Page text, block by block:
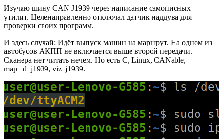
Изучаю шину CAN J1939 через написание самописных
утилит. Целенаправленно отключал датчик наддува для
проверки своих программ.
И здесь случай: Идёт выпуск машин на маршрут. На одном из
автобусов АКПП не включается выше второй передачи.
Сканера нет читать нечем. Но есть C, Linux, CANable,
map_id_j1939, viz_j1939.